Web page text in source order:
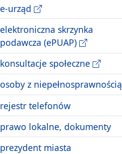
e-urząd
elektroniczna skrzynka
podawcza (ePUAP)
konsultacje społeczne
osoby z niepełnosprawnością
rejestr telefonów
prawo lokalne, dokumenty
prezydent miasta